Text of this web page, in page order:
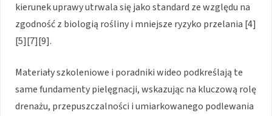
kierunek uprawy utrwala się jako standard ze względu na
zgodność z biologią rośliny i mniejsze ryzyko przelania [4]
[5][7][9].
Materiały szkoleniowe i poradniki wideo podkreślają te
same fundamenty pielęgnacji, wskazując na kluczową rolę
drenażu, przepuszczalności i umiarkowanego podlewania